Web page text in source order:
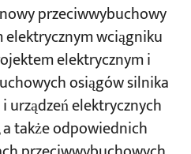
przeciwwybuchowy
elektrycznym wciągniku
elektrycznym i
osiągów silnika
elektrycznych
także odpowiednich